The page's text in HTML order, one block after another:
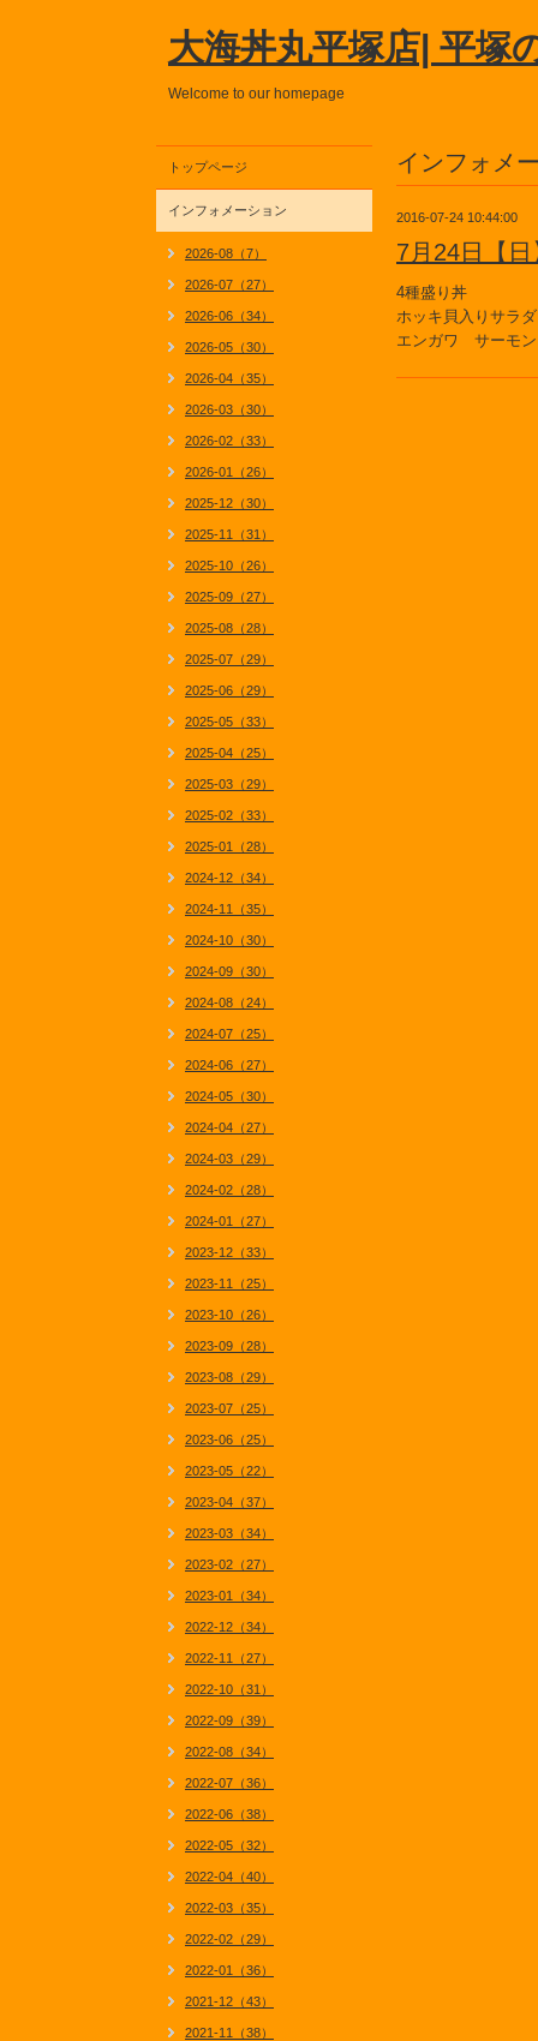
大海丼丸平塚店| 平塚
Welcome to our homepage
インフォメ
2016-07-24 10:44:00
7月24日【
4種盛り丼
ホッキ貝入りサラ
エンガワ サーモン
トップページ
インフォメーション
2026-08（7）
2026-07（27）
2026-06（34）
2026-05（30）
2026-04（35）
2026-03（30）
2026-02（33）
2026-01（26）
2025-12（30）
2025-11（31）
2025-10（26）
2025-09（27）
2025-08（28）
2025-07（29）
2025-06（29）
2025-05（33）
2025-04（25）
2025-03（29）
2025-02（33）
2025-01（28）
2024-12（34）
2024-11（35）
2024-10（30）
2024-09（30）
2024-08（24）
2024-07（25）
2024-06（27）
2024-05（30）
2024-04（27）
2024-03（29）
2024-02（28）
2024-01（27）
2023-12（33）
2023-11（25）
2023-10（26）
2023-09（28）
2023-08（29）
2023-07（25）
2023-06（25）
2023-05（22）
2023-04（37）
2023-03（34）
2023-02（27）
2023-01（34）
2022-12（34）
2022-11（27）
2022-10（31）
2022-09（39）
2022-08（34）
2022-07（36）
2022-06（38）
2022-05（32）
2022-04（40）
2022-03（35）
2022-02（29）
2022-01（36）
2021-12（43）
2021-11（38）